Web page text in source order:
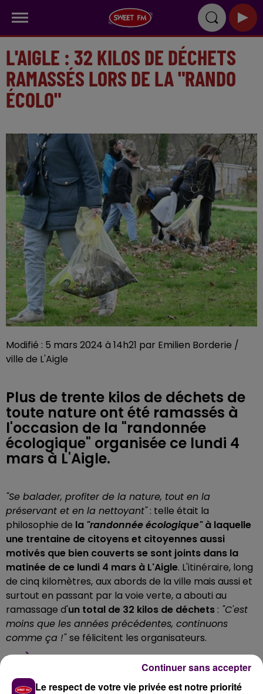
L'AIGLE : 32 KILOS DE DÉCHETS
RAMASSÉS LORS DE LA "RANDO
ÉCOLO"
Modifié : 5 mars 2024 à 14h21 par Emilien Borderie /
ville de L'Aigle
Plus de trente kilos de déchets de
toute nature ont été ramassés à
l'occasion de la "randonnée
écologique" organisée ce lundi 4
mars à L'Aigle.
"Se balader, profiter de la nature, tout en la
préservant et en la nettoyant": telle était la
philosophie de la "randonnée écologique"à laquelle
une trentaine de citoyens et citoyennes aussi
motivés que bien couverts se sont joints dans la
matinée de ce lundi 4 mars à L'Aigle. L'itinéraire, long
de cinq kilomètres, aux abords de la ville mais aussi et
surtout en passant par la voie verte, a abouti au
ramassage d'un total de 32 kilos de déchets : "C'est
moins que les années précédentes, continuons
comme ça !"se félicitent les organisateurs.
PRÈS DE TREIZE KILOS DE VERRE
RAMASSÉS
Le respect de votre vie privée est notre priorité
Continuer sans accepter